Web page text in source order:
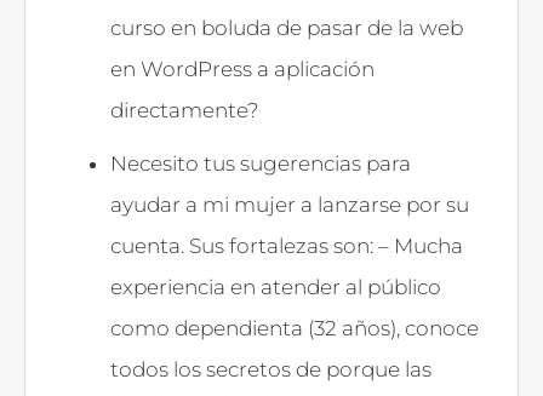
curso en boluda de pasar de la web
en WordPress a aplicación
directamente?
Necesito tus sugerencias para
ayudar a mi mujer a lanzarse por su
cuenta. Sus fortalezas son: – Mucha
experiencia en atender al público
como dependienta (32 años), conoce
todos los secretos de porque las